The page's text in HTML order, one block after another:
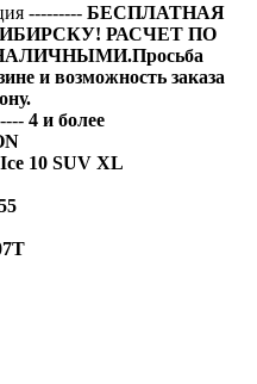
--------- БЕСПЛАТНАЯ
РАСЧЕТ ПО
и возможность заказа
4 и более
10 SUV XL